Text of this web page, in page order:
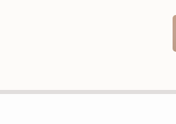
f）開示対象個人情報の開示等および問合
ご本人からの求めにより、当社が保有す